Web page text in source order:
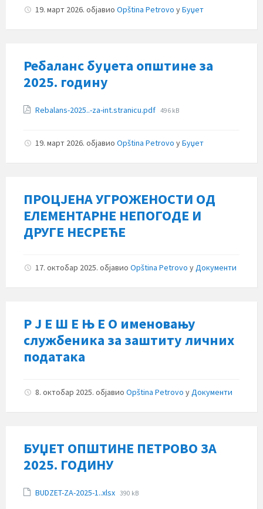
19. март 2026. објавио Opština Petrovo уБуџет
Ребаланс буџета општине за
2025. годину
Прилози
Rebalans-2025..-za-int.stranicu.pdf File
496 kB
19. март 2026. објавио Opština Petrovo уБуџет
ПРОЦЈЕНА УГРОЖЕНОСТИ ОД
ЕЛЕМЕНТАРНЕ НЕПОГОДЕ И
ДРУГЕ НЕСРЕЋЕ
17. октобар 2025. објавио Opština Petrovo уДокументи
Р Ј Е Ш Е Њ Е О именовању
службеника за заштиту личних
података
8. октобар 2025. објавио Opština Petrovo уДокументи
БУЏЕТ ОПШТИНЕ ПЕТРОВО ЗА
2025. ГОДИНУ
Прилози
BUDZET-ZA-2025-1..xlsx File
390 kB